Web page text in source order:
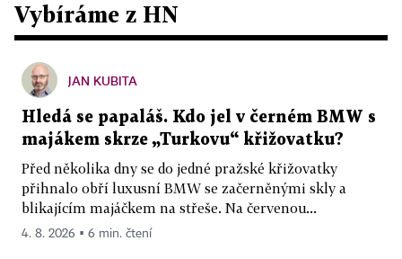
Vybíráme z HN
JAN KUBITA
Hledá se papaláš. Kdo jel v černém BMW s
majákem skrze „Turkovu“ křižovatku?
Před několika dny se do jedné pražské křižovatky
přihnalo obří luxusní BMW se začerněnými skly a
blikajícím majáčkem na střeše. Na červenou...
4. 8. 2026 ▪ 6 min. čtení